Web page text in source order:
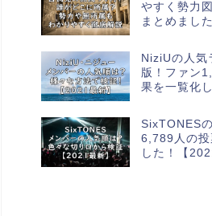
やすく勢力
まとめまし
NiziUの人気
版！ファン
果を一覧化
SixTONES
6,789人の投
した！【